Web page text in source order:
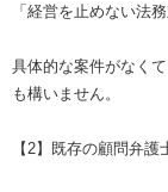
「経営を止めない法
具体的な案件がなく
も構いません。
【2】既存の顧問弁